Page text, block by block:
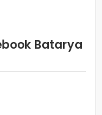
Batarya